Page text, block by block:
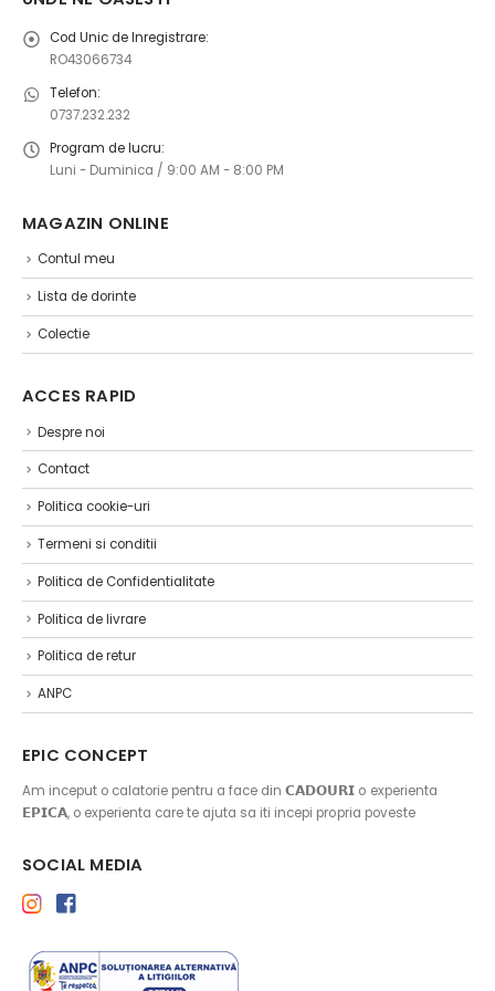
Cod Unic de Inregistrare:
RO43066734
Telefon:
0737.232.232
Program de lucru:
Luni - Duminica / 9:00 AM - 8:00 PM
MAGAZIN ONLINE ​
Contul meu
Lista de dorinte
Colectie
ACCES RAPID
Despre noi
Contact
Politica cookie-uri
Termeni si conditii
Politica de Confidentialitate
Politica de livrare
Politica de retur
ANPC
EPIC CONCEPT
Am inceput o calatorie pentru a face din 𝗖𝗔𝗗𝗢𝗨𝗥𝗜 o experienta
𝗘𝗣𝗜𝗖𝗔, o experienta care te ajuta sa iti incepi propria poveste
SOCIAL MEDIA